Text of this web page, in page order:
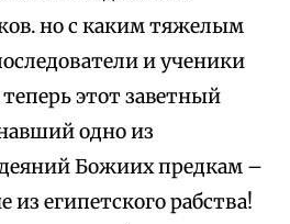
но с каким тяжелым
и ученики
этот заветный
одно из
Божиих предкам –
из египетского рабства!